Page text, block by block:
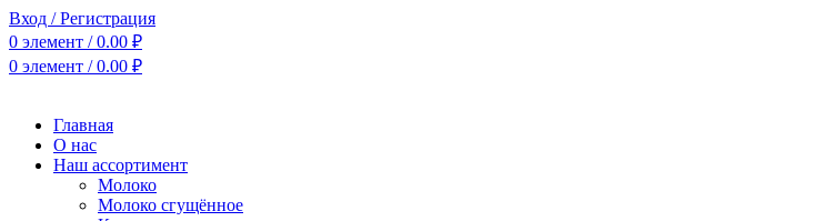
Вход / Регистрация
0 элемент / 0.00 ₽
0 элемент / 0.00 ₽
Главная
О нас
Наш ассортимент
Молоко
Молоко сгущённое